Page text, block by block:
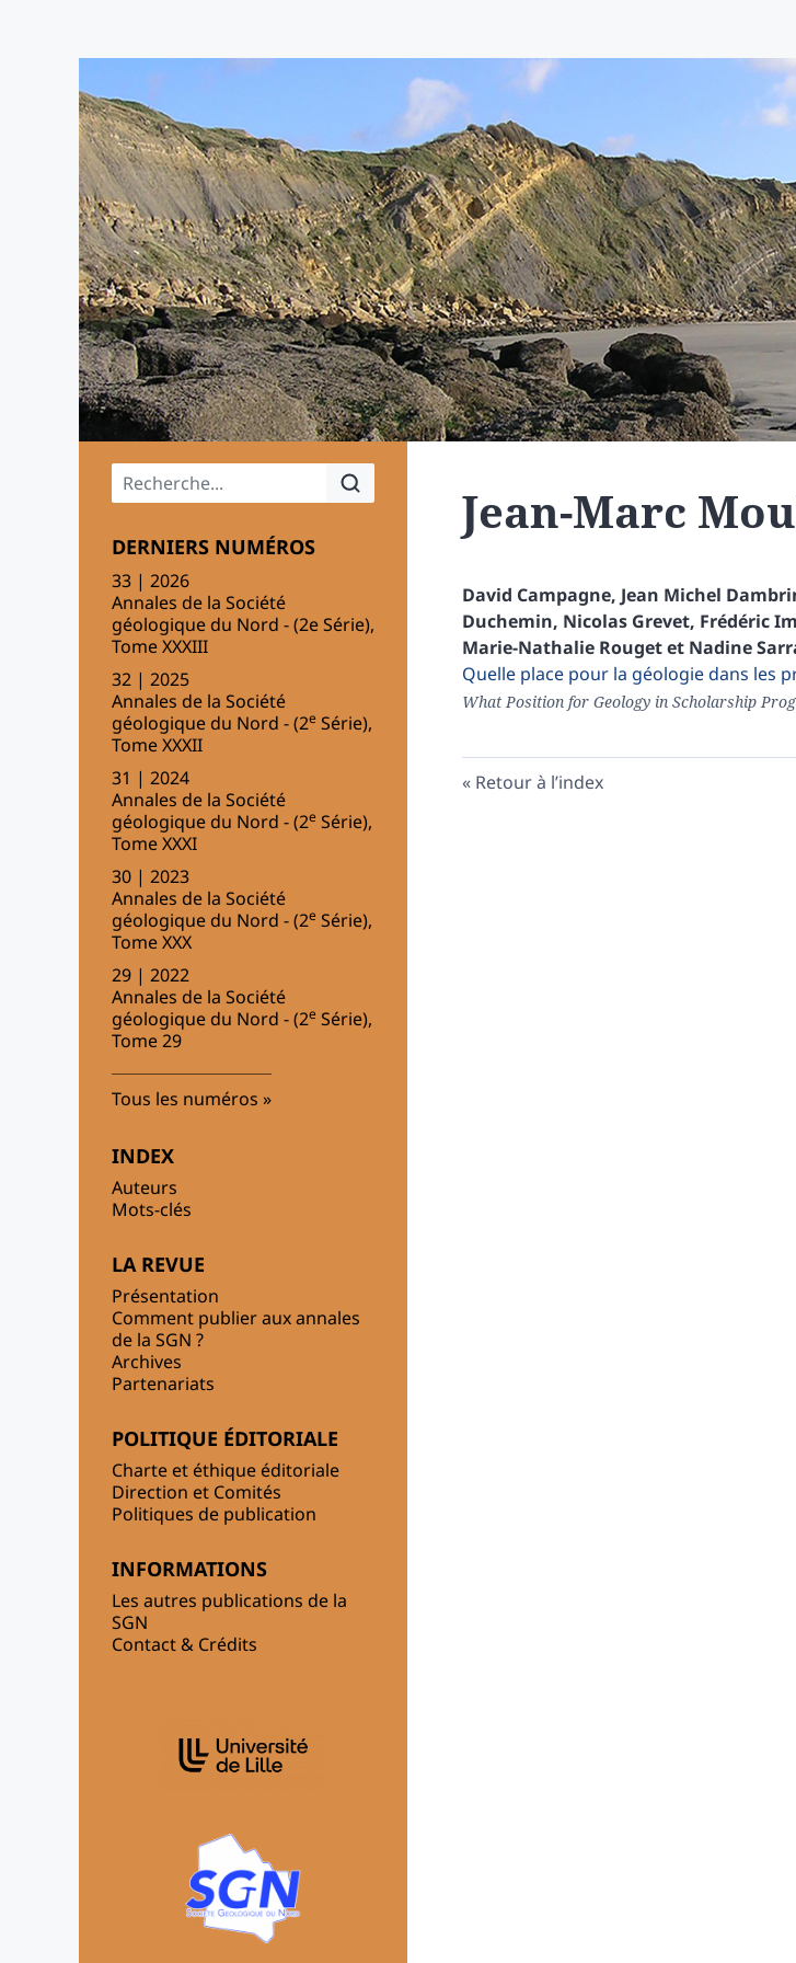
Menu principal
DERNIERS NUMÉROS
33 | 2026
Annales de la Société
géologique du Nord - (2e Série),
Tome XXXIII
32 | 2025
Annales de la Société
géologique du Nord - (2e Série),
Tome XXXII
31 | 2024
Annales de la Société
géologique du Nord - (2e Série),
Tome XXXI
30 | 2023
Annales de la Société
géologique du Nord - (2e Série),
Tome XXX
29 | 2022
Annales de la Société
géologique du Nord - (2e Série),
Tome 29
Tous les numéros
INDEX
Auteurs
Mots-clés
LA REVUE
Présentation
Comment publier aux annales
de la SGN ?
Archives
Partenariats
POLITIQUE ÉDITORIALE
Charte et éthique éditoriale
Direction et Comités
Politiques de publication
INFORMATIONS
Les autres publications de la
SGN
Contact & Crédits
Jean-Marc
David Campagne, Jean Michel
Duchemin, Nicolas Grevet, Frédéric
Marie-Nathalie Rougetet Nadine
Quelle place pour la géologie dans les
What Position for Geology in Scholarship
Retour à l’index